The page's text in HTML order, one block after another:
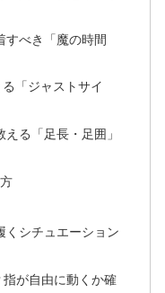
すべき「魔の時間
「ジャストサイ
る「足長・足囲」
くシチュエーション
が自由に動くか確